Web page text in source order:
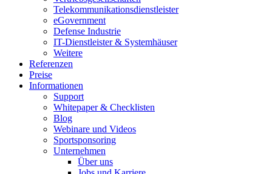
Telekommunikationsdienstleister
eGovernment
Defense Industrie
IT-Dienstleister & Systemhäuser
Weitere
Referenzen
Preise
Informationen
Support
Whitepaper & Checklisten
Blog
Webinare und Videos
Sportsponsoring
Unternehmen
Über uns